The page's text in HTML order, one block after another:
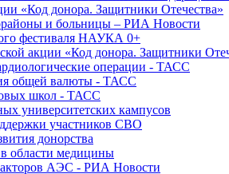
«Код донора. Защитники Отечества»
и больницы – РИА Новости
фестиваля НАУКА 0+
акции «Код донора. Защитники
операции - ТАСС
общей валюты - ТАСС
школ - ТАСС
университетских кампусов
участников СВО
донорства
области медицины
АЭС - РИА Новости